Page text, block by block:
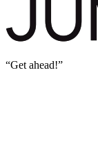
“Get ahead!”